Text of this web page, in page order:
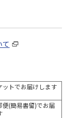
ットでお届けします
便(簡易書留)でお届